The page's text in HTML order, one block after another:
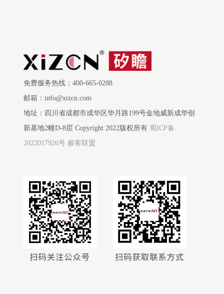
免费服务热线：400-665-0288
邮箱：info@xizcn.com
地址：四川省成都市成华区华月路199号金地威新成华创
新基地2幢D-8层 Copyright 2022版权所有蜀ICP备
2022017926号 极客联盟